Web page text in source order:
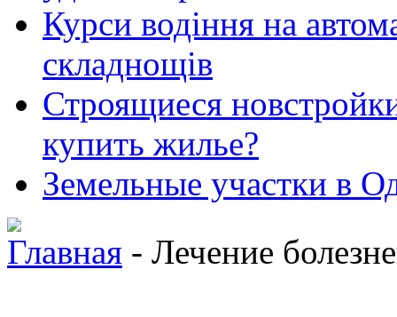
Курси водіння на
складнощів
Строящиеся
купить жилье?
Земельные участки в
Главная - Лечение